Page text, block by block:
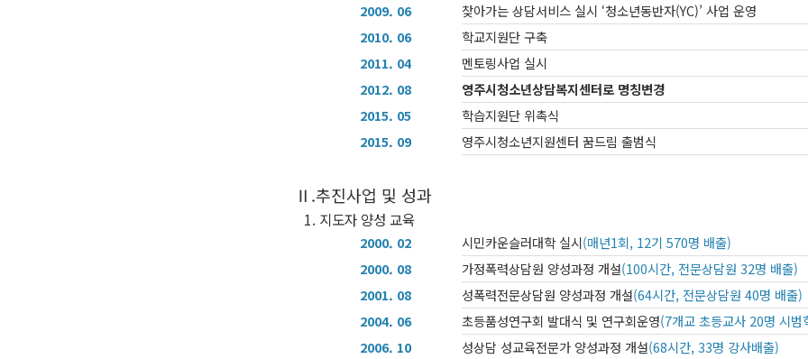
2009. 06
찾아가는 상담서비스 실시 ‘청소년동반자(YC)’ 사업 운영
2010. 06
학교지원단 구축
2011. 04
멘토링사업 실시
2012. 08
영주시청소년상담복지센터로 명칭변경
2015. 05
학습지원단 위촉식
2015. 09
영주시청소년지원센터 꿈드림 출범식
Ⅱ.추진사업 및 성과
1. 지도자 양성 교육
2000. 02 시민카운슬러대학 실시(매년1회, 12기 570명 배출)
2000. 08
가정폭력상담원 양성과정 개설(100시간, 전문상담원 32명 배출)
2001. 08
성폭력전문상담원 양성과정 개설(64시간, 전문상담원 40명 배출)
2004. 06
초등품성연구회 발대식 및 연구회운영(7개교 초등교사 20명 시범
2006. 10
성상담 성교육전문가 양성과정 개설(68시간, 33명 강사배출)